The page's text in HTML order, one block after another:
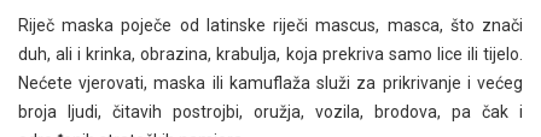
Riječ maska poječe od latinske riječi mascus, masca, što znači
duh, ali i krinka, obrazina, krabulja, koja prekriva samo lice ili tijelo.
Nećete vjerovati, maska ili kamuflaža služi za prikrivanje i većeg
broja ljudi, čitavih postrojbi, oružja, vozila, brodova, pa čak i